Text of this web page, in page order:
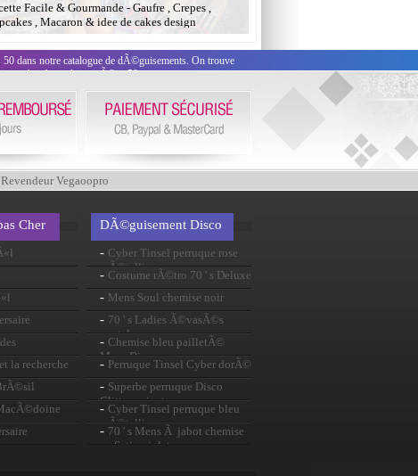
Facile & Gourmande - Gaufre , Crepes ,
, Macaron & idee de cakes design
dans notre catalogue de dÃ©guisements. On trouve
has-been des annÃ©es 50.
Vegaoopro
Cher
la recherche
DÃ©guisement Disco
- Cyber Tinsel perruque rose
mÃ©tallique
- Costume rÃ©tro 70 ' s Deluxe
- Mens Soul chemise noir
- 70 ' s Ladies Ã©vasÃ©s
pantalon rouge
- Chemise bleu pailletÃ©
Mens Disco
- Perruque Tinsel Cyber dorÃ©
- Superbe perruque Disco
Glitter noir et or
- Cyber Tinsel perruque bleu
mÃ©tallique
- 70 ' s Mens Ã jabot chemise
en Satin violet